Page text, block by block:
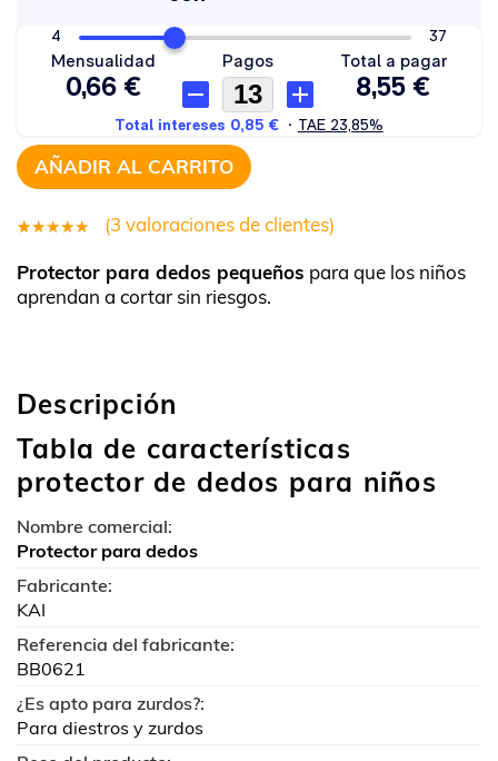
AÑADIR AL CARRITO
4.33
sobre 5
clientes
(3 valoraciones de clientes)
Protector para dedos pequeños para que los niños
aprendan a cortar sin riesgos.
Descripción
Tabla de características
protector de dedos para niños
Nombre comercial:
Protector para dedos
Fabricante:
KAI
Referencia del fabricante:
BB0621
¿Es apto para zurdos?:
Para diestros y zurdos